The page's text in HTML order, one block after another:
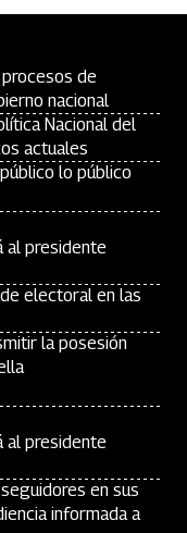
de
nacional
Nacional del
actuales
lo público
al presidente
electoral en las
la posesión
al presidente
en sus
informada a